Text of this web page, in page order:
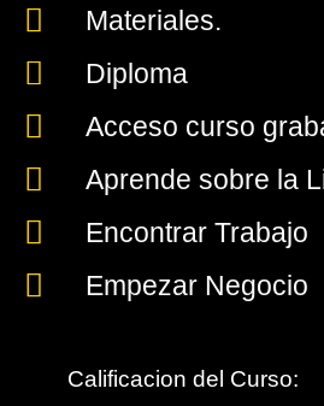
Materiales.
Diploma
Acceso curso
Aprende sobre la
Encontrar Trabajo
Empezar Negocio
Calificacion del Curso: